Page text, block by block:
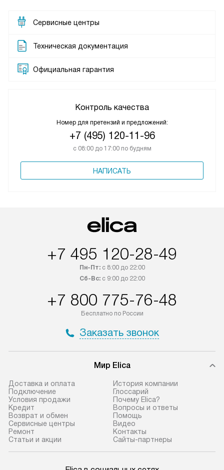
Сервисные центры
Техническая документация
Официальная гарантия
Контроль качества
Номер для претензий и предложений:
+7 (495) 120-11-96
с 08:00 до 17:00 по будням
НАПИСАТЬ
+7 495 120-28-49
Пн-Пт:с 8:00 до 22:00
Сб-Вс:с 9:00 до 22:00
+7 800 775-76-48
Бесплатно по России
Заказать звонок
Мир Elica
Доставка и оплата
Подключение
Условия продажи
Кредит
Возврат и обмен
Сервисные центры
Ремонт
Статьи и акции
История компании
Глоссарий
Почему Elica?
Вопросы и ответы
Помощь
Видео
Контакты
Сайты-партнеры